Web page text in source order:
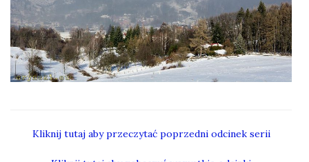
Kliknij tutaj aby przeczytać poprzedni odcinek serii